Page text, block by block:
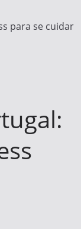
para se cuidar